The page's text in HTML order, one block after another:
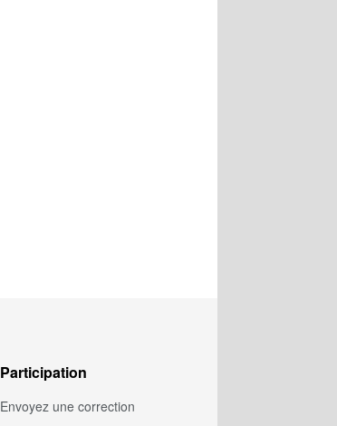
Participation
Envoyez une correction